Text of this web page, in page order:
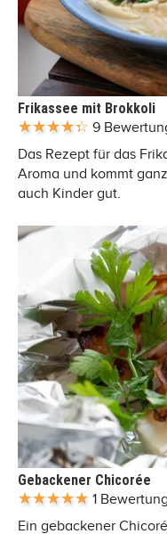
Frikassee mit Brokkoli
9
Das Rezept für das
Aroma und kommt
auch Kinder gut.
Gebackener Chicorée
1 Bewertung
Ein gebackener